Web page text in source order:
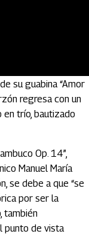
en el sencillo
su guabina “Amor
regresa con un
trío, bautizado
Op. 14”,
Manuel María
se debe a que “se
por ser la
también
punto de vista